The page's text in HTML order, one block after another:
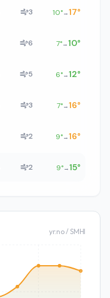
3 10°→17°
6 7°→10°
5 6°→12°
3 7°→16°
2 9°→16°
2 9°→15°
yr.no / SMHI